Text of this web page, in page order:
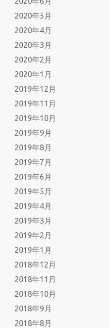
2020年5月
2020年4月
2020年3月
2020年2月
2020年1月
2019年12月
2019年11月
2019年10月
2019年9月
2019年8月
2019年7月
2019年6月
2019年5月
2019年4月
2019年3月
2019年2月
2019年1月
2018年12月
2018年11月
2018年10月
2018年9月
2018年8月